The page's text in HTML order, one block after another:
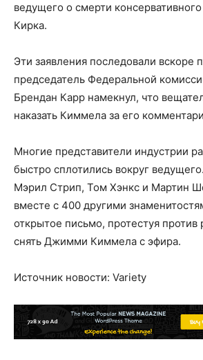
ведущего о смерти
Кирка.
Эти заявления последовали вскоре
председатель Федеральной
Брендан Карр намекнул, что
наказать Киммела за его
Многие представители индустрии
быстро сплотились вокруг
Мэрил Стрип, Том Хэнкс и Мартин
вместе с 400 другими
открытое письмо, протестуя
снять Джимми Киммела с эфира.
Источник новости: Variety